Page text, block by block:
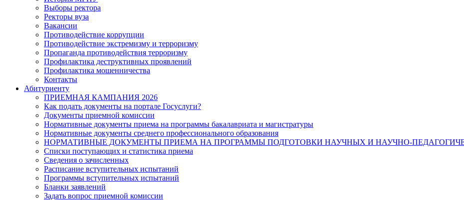
Выборы ректора
Ректоры вуза
Вакансии
Противодействие коррупции
Противодействие экстремизму и терроризму
Пропаганда противодействия терроризму
Профилактика деструктивных проявлений
Профилактика мошенничества
Контакты
Абитуриенту
ПРИЕМНАЯ КАМПАНИЯ 2026
Как подать документы на портале Госуслуги?
Документы приемной комиссии
Нормативные документы приема на программы бакалавриата и магистратуры
Нормативные документы среднего профессионального образования
НОРМАТИВНЫЕ ДОКУМЕНТЫ ПРИЕМА НА ПРОГРАММЫ ПОДГОТОВКИ НАУЧНЫХ И НАУЧНО-
Списки поступающих и статистика приема
Сведения о зачисленных
Расписание вступительных испытаний
Программы вступительных испытаний
Бланки заявлений
Задать вопрос приемной комиссии